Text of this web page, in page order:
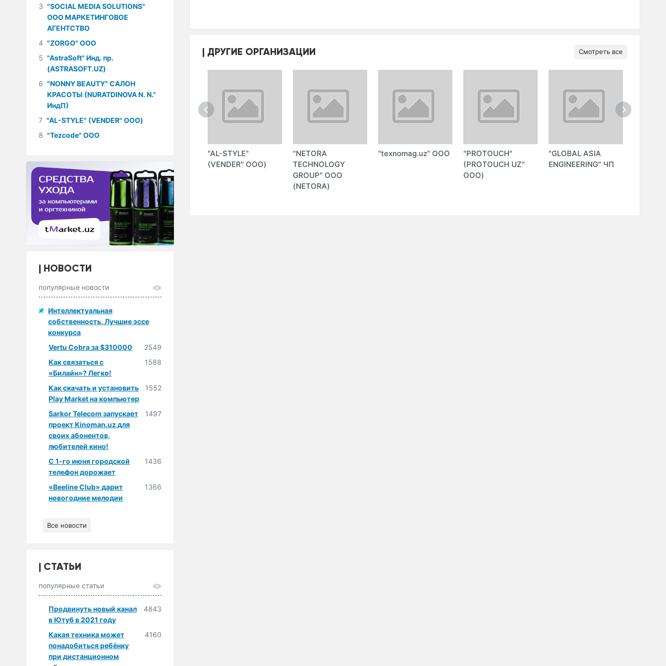
ДРУГИЕ ОРГАНИЗАЦИИ Смотреть все
ООО ЧАСТНОЕ
ОХРАННОЕ
ПРЕДПРИЯТИЕ
"AL-STYLE"
(VENDER" ООО)
"NETORA
TECHNOLOGY
GROUP" ООО
(NETORA)
"texnomag.uz" ООО
"PROTOUCH"
(PROTOUCH UZ"
ООО)
"GLOBAL ASIA
ENGINEERING" ЧП
3 "SOCIAL MEDIA SOLUTIONS"
ООО МАРКЕТИНГОВОЕ
АГЕНТСТВО
4 "ZORGO" ООО
5 "AstraSoft" Инд. пр.
(ASTRASOFT.UZ)
6 "NONNY BEAUTY" САЛОН
КРАСОТЫ (NURATDINOVA N. N."
ИндП)
7 "AL-STYLE" (VENDER" ООО)
8 "Tezcode" ООО
НОВОСТИ
популярные новости
Интеллектуальная
собственность. Лучшие эссе
конкурса
Vertu Cobra за $310000
2549
Как связаться с
«Билайн»? Легко!
1588
Как скачать и установить
Play Market на компьютер
1552
Sarkor Telecom запускает
проект Kinoman.uz для
своих абонентов,
любителей кино!
1497
С 1-го июня городской
телефон дорожает
1436
«Beeline Club» дарит
новогодние мелодии
1366
Все новости
СТАТЬИ
популярные статьи
Продвинуть новый канал
в Ютуб в 2021 году
4843
Какая техника может
понадобиться ребёнку
при дистанционном
4160